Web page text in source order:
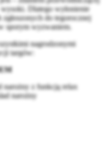
Dlatego wyłonienie
do tegorocznej
sporym wyzwaniem.
nagrodzonymi
targów:
narożny z funkcją relax
narożny